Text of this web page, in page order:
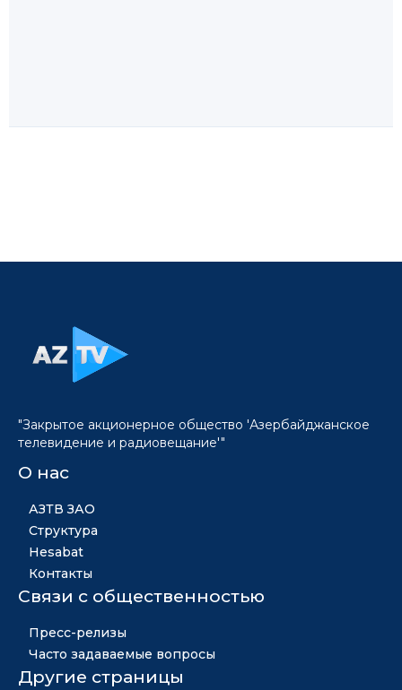
"Закрытое акционерное общество 'Азербайджанское
телевидение и радиовещание'"
О нас
АЗТВ ЗАО
Структура
Hesabat
Контакты
Связи с общественностью
Пресс-релизы
Часто задаваемые вопросы
Другие страницы